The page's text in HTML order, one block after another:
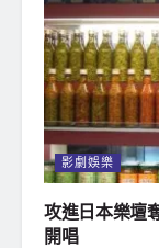
影劇娛樂
攻進日本樂壇
開唱